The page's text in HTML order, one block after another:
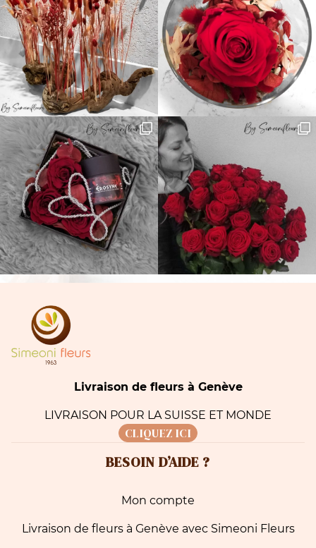
Livraison de fleurs à Genève
LIVRAISON POUR LA SUISSE ET MONDE
CLIQUEZ ICI
BESOIN D’AIDE ?
Mon compte
Livraison de fleurs à Genève avec Simeoni Fleurs